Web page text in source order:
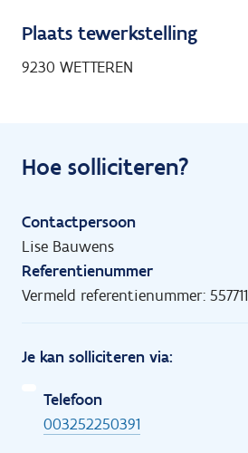
Plaats tewerkstelling
9230 WETTEREN
Hoe solliciteren?
Contactpersoon
Lise Bauwens
Referentienummer
Vermeld referentienummer: 557711
Je kan solliciteren via:
Telefoon
003252250391